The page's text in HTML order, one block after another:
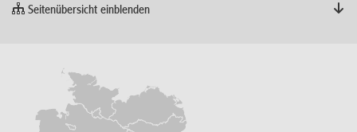
Seitenübersicht einblenden